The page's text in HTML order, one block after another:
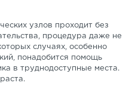
узлов проходит без
процедура даже не
случаях, особенно
понадобится помощь
в труднодоступные места.